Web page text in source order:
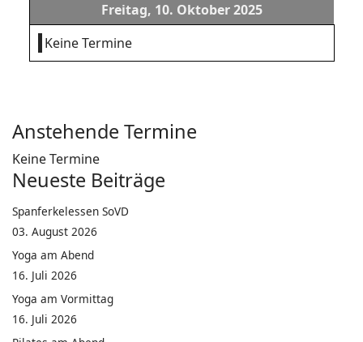
Freitag, 10. Oktober 2025
Keine Termine
Anstehende Termine
Keine Termine
Neueste Beiträge
Spanferkelessen SoVD
03. August 2026
Yoga am Abend
16. Juli 2026
Yoga am Vormittag
16. Juli 2026